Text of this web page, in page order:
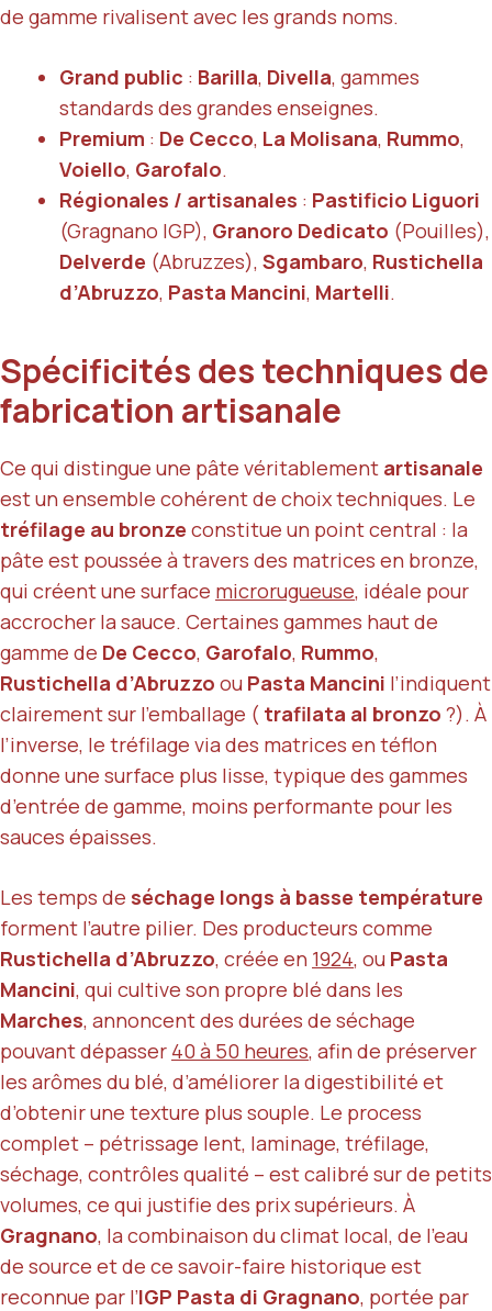
de gamme rivalisent avec les grands noms.
Grand public : Barilla, Divella, gammes
standards des grandes enseignes.
Premium : De Cecco, La Molisana, Rummo,
Voiello, Garofalo.
Régionales / artisanales : Pastificio Liguori
(Gragnano IGP), Granoro Dedicato (Pouilles),
Delverde (Abruzzes), Sgambaro, Rustichella
d’Abruzzo, Pasta Mancini, Martelli.
Spécificités des techniques de
fabrication artisanale
Ce qui distingue une pâte véritablement artisanale
est un ensemble cohérent de choix techniques. Le
tréfilage au bronze constitue un point central : la
pâte est poussée à travers des matrices en bronze,
qui créent une surface microrugueuse, idéale pour
accrocher la sauce. Certaines gammes haut de
gamme de De Cecco, Garofalo, Rummo,
Rustichella d’Abruzzo ou Pasta Mancini l’indiquent
clairement sur l’emballage ( trafilata al bronzo ?). À
l’inverse, le tréfilage via des matrices en téflon
donne une surface plus lisse, typique des gammes
d’entrée de gamme, moins performante pour les
sauces épaisses.
Les temps de séchage longs à basse température
forment l’autre pilier. Des producteurs comme
Rustichella d’Abruzzo, créée en 1924, ou Pasta
Mancini, qui cultive son propre blé dans les
Marches, annoncent des durées de séchage
pouvant dépasser 40 à 50 heures, afin de préserver
les arômes du blé, d’améliorer la digestibilité et
d’obtenir une texture plus souple. Le process
complet – pétrissage lent, laminage, tréfilage,
séchage, contrôles qualité – est calibré sur de petits
volumes, ce qui justifie des prix supérieurs. À
Gragnano, la combinaison du climat local, de l’eau
de source et de ce savoir-faire historique est
reconnue par l’IGP Pasta di Gragnano, portée par